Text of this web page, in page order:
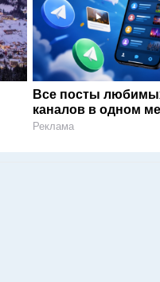
Все посты
каналов в одном
Реклама